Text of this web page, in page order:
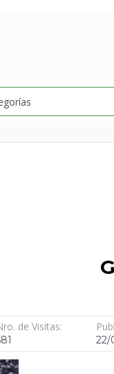
de Visitas:
22/